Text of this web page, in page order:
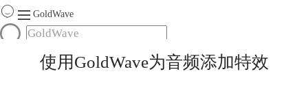
GoldWave
使用GoldWave为音频添加特效